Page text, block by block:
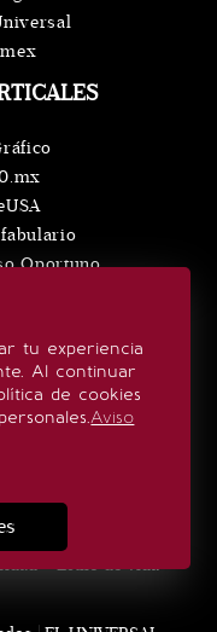
tu experiencia
Al continuar
de cookies
Aviso
Oportuno
Estilo de vida